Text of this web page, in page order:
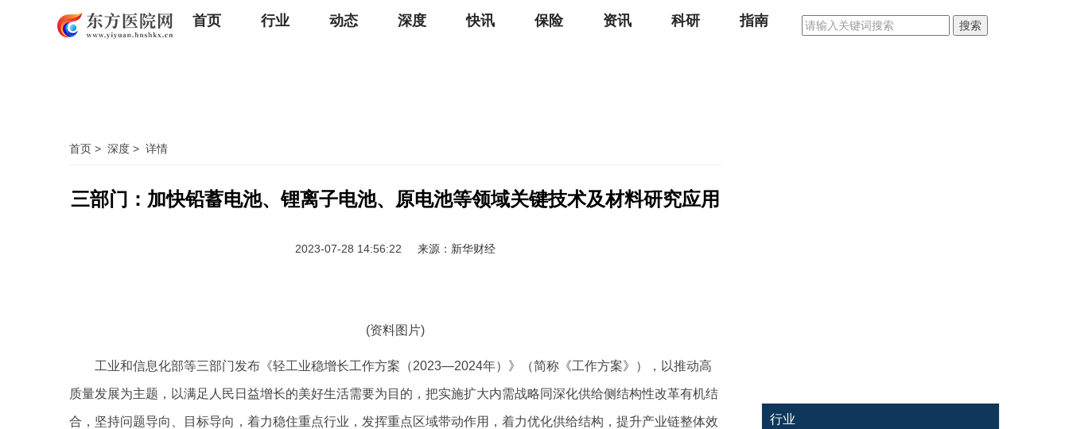
首页 行业 动态 深度 快讯 保险 资讯 科研 指南 搜索
首页 > 深度 > 详情
三部门：加快铅蓄电池、锂离子电池、原电池等领域关键技术及材料研究应用
2023-07-28 14:56:22 来源：新华财经
(资料图片)
工业和信息化部等三部门发布《轻工业稳增长工作方案（2023—2024年）》（简称《工作方案》），以推动高
质量发展为主题，以满足人民日益增长的美好生活需要为目的，把实施扩大内需战略同深化供给侧结构性改革有机结
合，坚持问题导向、目标导向，着力稳住重点行业，发挥重点区域带动作用，着力优化供给结构，提升产业链整体效 行业